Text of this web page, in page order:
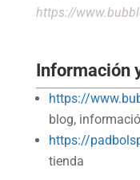
https://
Información
https://
blog,
https://
tienda